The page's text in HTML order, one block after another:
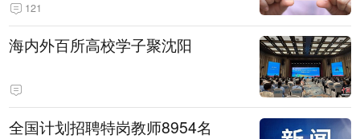
121
海内外百所高校学子聚沈阳
全国计划招聘特岗教师8954名